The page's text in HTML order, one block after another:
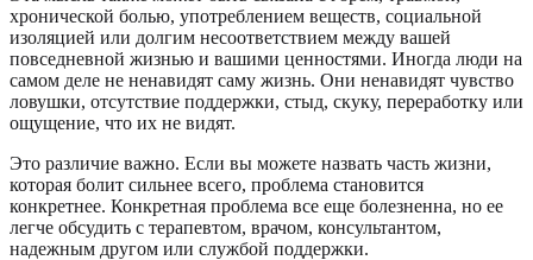
хронической болью, употреблением веществ, социальной
изоляцией или долгим несоответствием между вашей
повседневной жизнью и вашими ценностями. Иногда люди на
самом деле не ненавидят саму жизнь. Они ненавидят чувство
ловушки, отсутствие поддержки, стыд, скуку, переработку или
ощущение, что их не видят.
Это различие важно. Если вы можете назвать часть жизни,
которая болит сильнее всего, проблема становится
конкретнее. Конкретная проблема все еще болезненна, но ее
легче обсудить с терапевтом, врачом, консультантом,
надежным другом или службой поддержки.